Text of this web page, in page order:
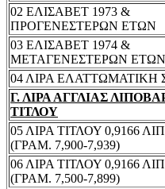
02 ΕΛΙΣΑΒΕΤ 1973 &
ΠΡΟΓΕΝΕΣΤΕΡΩΝ ΕΤΩΝ
03 ΕΛΙΣΑΒΕΤ 1974 &
ΜΕΤΑΓΕΝΕΣΤΕΡΩΝ ΕΤΩΝ
04 ΛΙΡΑ
Γ. ΛΙΡΑ ΑΓΓΛΙΑΣ
ΤΙΤΛΟΥ
05 ΛΙΡΑ ΤΙΤΛΟΥ 0,9166
(ΓΡΑΜ. 7,900-7,939)
06 ΛΙΡΑ ΤΙΤΛΟΥ 0,9166
(ΓΡΑΜ. 7,500-7,899)